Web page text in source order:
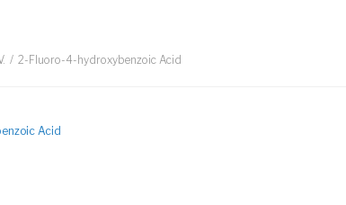
2-Fluoro-4-hydroxybenzoic Acid